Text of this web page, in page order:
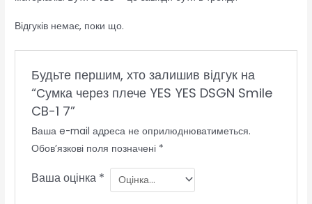
Відгуків немає, поки що.
Будьте першим, хто залишив відгук на
“Сумка через плече YES YES DSGN Smile
CB-1 7”
Ваша e-mail адреса не оприлюднюватиметься.
Обов’язкові поля позначені *
Ваша оцінка *